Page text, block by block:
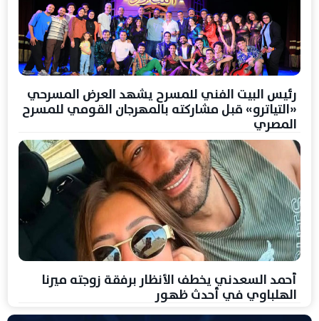
رئيس البيت الفني للمسرح يشهد العرض المسرحي
«التياترو» قبل مشاركته بالمهرجان القومي للمسرح
المصري
أحمد السعدني يخطف الأنظار برفقة زوجته ميرنا
الهلباوي في أحدث ظهور